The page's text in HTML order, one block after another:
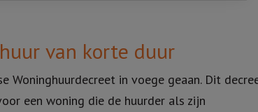
van korte duur
Woninghuurdecreet in voege geaan. Dit
een woning die de huurder als zijn